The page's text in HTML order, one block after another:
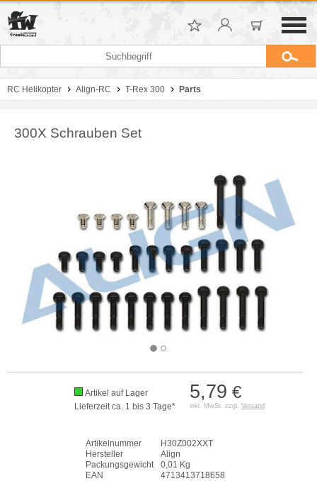
RC Helikopter Align-RC T-Rex 300 Parts
300X Schrauben Set
5,79 €
inkl. MwSt. zzgl. Versand
Artikel auf Lager
Lieferzeit ca. 1 bis 3 Tage*
Artikelnummer
H30Z002XXT
Hersteller
Align
Packungsgewicht
0,01 Kg
EAN
4713413718658